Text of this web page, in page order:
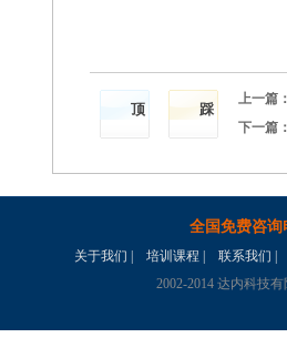
顶 踩
上一篇
下一篇
全国免费咨询
关于我们 培训课程 联系我们
2002-2014 达内科技